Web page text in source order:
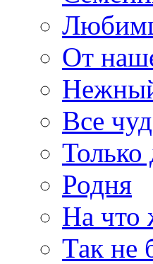
От
Все
Только
Родня
На что
Так не